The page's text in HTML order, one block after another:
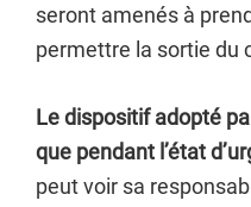
seront amenés à
permettre la sortie du
Le dispositif adopté
que pendant l’état
peut voir sa